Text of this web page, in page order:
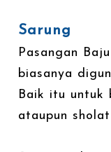
Sarung
Pasangan
biasanya
Baik itu untuk
ataupun